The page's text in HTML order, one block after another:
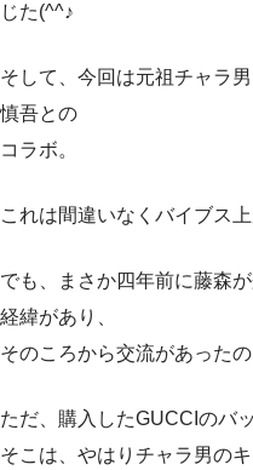
じた(^^♪
そして、今回は元祖チャラ
慎吾との
コラボ。
これは間違いなくバイブス
でも、まさか四年前に藤森
経緯があり、
そのころから交流があった
ただ、購入したGUCCIのバ
そこは、やはりチャラ男の